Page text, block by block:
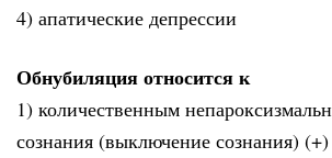
4) апатические депрессии
Обнубиляция относится к
1) количественным
сознания (выключение сознания) (+)